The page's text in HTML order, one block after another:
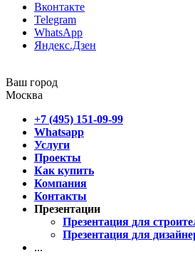
Вконтакте
Telegram
WhatsApp
Яндекс.Дзен
Ваш город
Москва
+7 (495) 151-09-99
Whatsapp
Услуги
Проекты
Как купить
Компания
Контакты
Презентации
Презентация для
Презентация для
...